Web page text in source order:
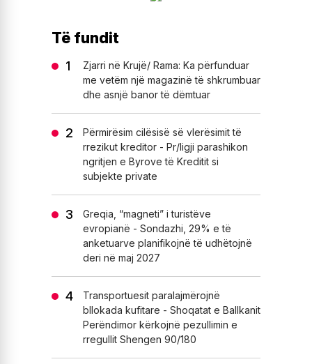
Të fundit
Zjarri në Krujë/ Rama: Ka përfunduar
me vetëm një magazinë të shkrumbuar
dhe asnjë banor të dëmtuar
Përmirësim cilësisë së vlerësimit të
rrezikut kreditor - Pr/ligji parashikon
ngritjen e Byrove të Kreditit si
subjekte private
Greqia, “magneti” i turistëve
evropianë - Sondazhi, 29% e të
anketuarve planifikojnë të udhëtojnë
deri në maj 2027
Transportuesit paralajmërojnë
bllokada kufitare - Shoqatat e Ballkanit
Perëndimor kërkojnë pezullimin e
rregullit Shengen 90/180